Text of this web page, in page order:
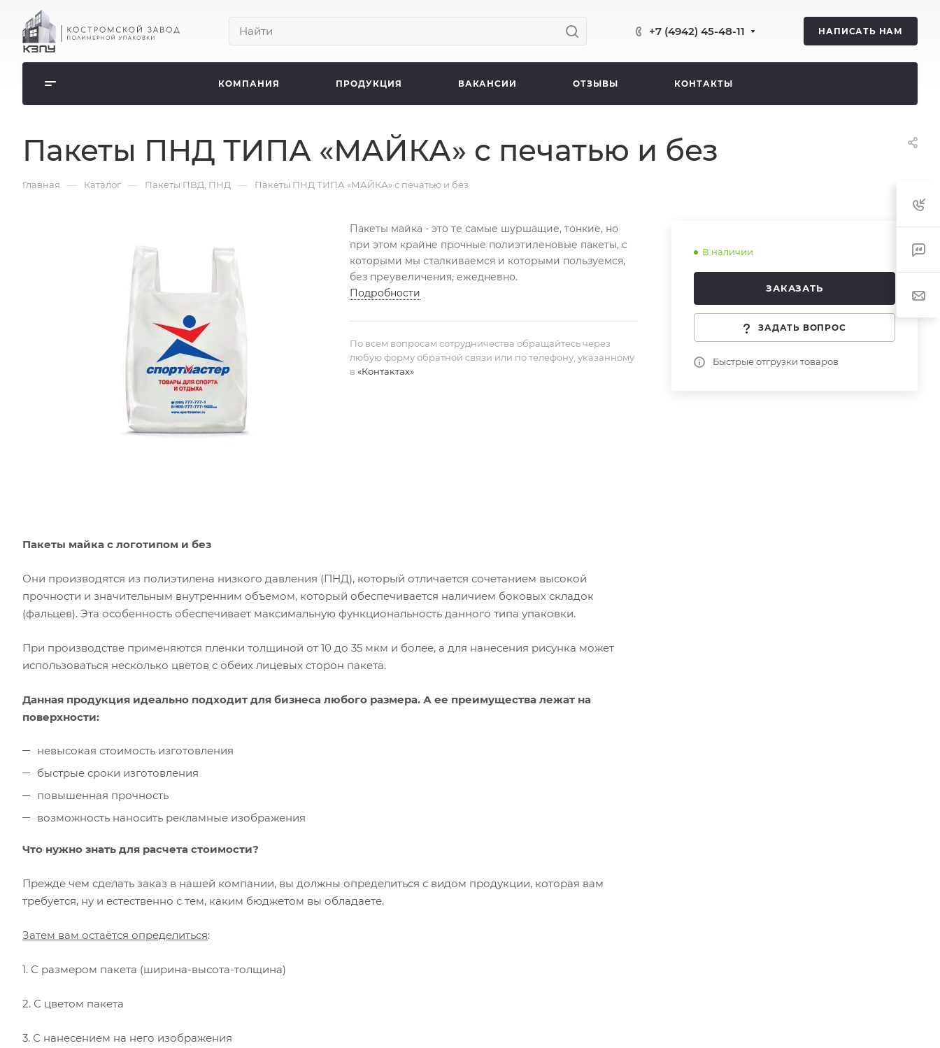
+7 (4942) 45-48-11 НАПИСАТЬ НАМ
КОМПАНИЯ ПРОДУКЦИЯ ВАКАНСИИ ОТЗЫВЫ КОНТАКТЫ
Пакеты ПНД ТИПА «МАЙКА» с печатью и без
Главная — Каталог — Пакеты ПВД, ПНД — Пакеты ПНД ТИПА «МАЙКА» с печатью и без
В наличии
ЗАКАЗАТЬ
ЗАДАТЬ ВОПРОС
Быстрые отгрузки товаров
Пакеты майка - это те самые шуршащие, тонкие, но
при этом крайне прочные полиэтиленовые пакеты, с
которыми мы сталкиваемся и которыми пользуемся,
без преувеличения, ежедневно.
Подробности
По всем вопросам сотрудничества обращайтесь через
любую форму обратной связи или по телефону, указанному
в «Контактах»
Пакеты майка с логотипом и без
Они производятся из полиэтилена низкого давления (ПНД), который отличается сочетанием высокой
прочности и значительным внутренним объемом, который обеспечивается наличием боковых складок
(фальцев). Эта особенность обеспечивает максимальную функциональность данного типа упаковки.
При производстве применяются пленки толщиной от 10 до 35 мкм и более, а для нанесения рисунка может
использоваться несколько цветов с обеих лицевых сторон пакета.
Данная продукция идеально подходит для бизнеса любого размера. А ее преимущества лежат на
поверхности:
невысокая стоимость изготовления
быстрые сроки изготовления
повышенная прочность
возможность наносить рекламные изображения
Что нужно знать для расчета стоимости?
Прежде чем сделать заказ в нашей компании, вы должны определиться с видом продукции, которая вам
требуется, ну и естественно с тем, каким бюджетом вы обладаете.
Затем вам остаётся определиться:
1. С размером пакета (ширина-высота-толщина)
2. С цветом пакета
3. С нанесением на него изображения